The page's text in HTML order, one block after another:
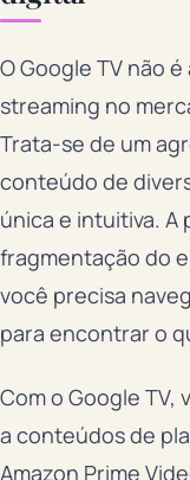
O Google TV não
streaming no
Trata-se de um
conteúdo de
única e intuitiva. A
fragmentação do
você precisa
para encontrar o
Com o Google
a conteúdos de
Amazon Prime